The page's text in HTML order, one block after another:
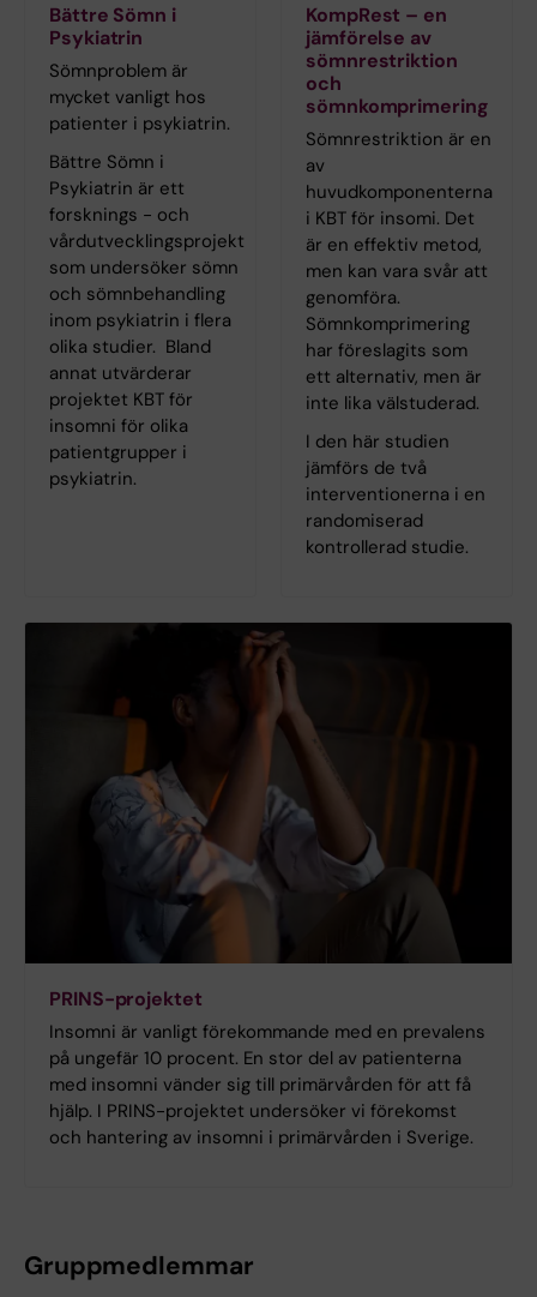
Bättre Sömn i
Psykiatrin
Sömnproblem är
mycket vanligt hos
patienter i psykiatrin.
Bättre Sömn i
Psykiatrin är ett
forsknings - och
vårdutvecklingsprojekt
som undersöker sömn
och sömnbehandling
inom psykiatrin i flera
olika studier. Bland
annat utvärderar
projektet KBT för
insomni för olika
patientgrupper i
psykiatrin.
KompRest – en
jämförelse av
sömnrestriktion
och
sömnkomprimering
Sömnrestriktion är en
av
huvudkomponenterna
i KBT för insomi. Det
är en effektiv metod,
men kan vara svår att
genomföra.
Sömnkomprimering
har föreslagits som
ett alternativ, men är
inte lika välstuderad.
I den här studien
jämförs de två
interventionerna i en
randomiserad
kontrollerad studie.
PRINS-projektet
Insomni är vanligt förekommande med en prevalens
på ungefär 10 procent. En stor del av patienterna
med insomni vänder sig till primärvården för att få
hjälp. I PRINS-projektet undersöker vi förekomst
och hantering av insomni i primärvården i Sverige.
Gruppmedlemmar